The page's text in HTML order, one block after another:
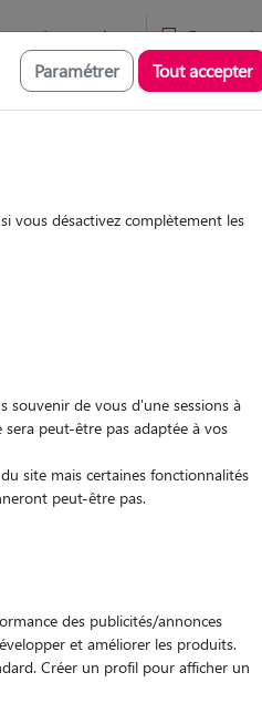
pet sitter
Promenades
?
Paramétrer Tout accepter
vous désactivez complètement les
souvenir de vous d'une sessions à
peut-être pas adaptée à vos
site mais certaines fonctionnalités
peut-être pas.
des publicités/annonces
et améliorer les produits.
Créer un profil pour afficher un